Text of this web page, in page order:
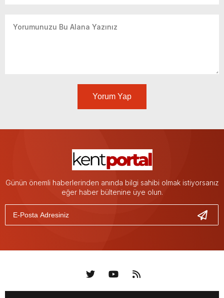
Yorum Yap
Günün önemli haberlerinden anında bilgi sahibi olmak istiyorsanız
eğer haber bültenine üye olun.